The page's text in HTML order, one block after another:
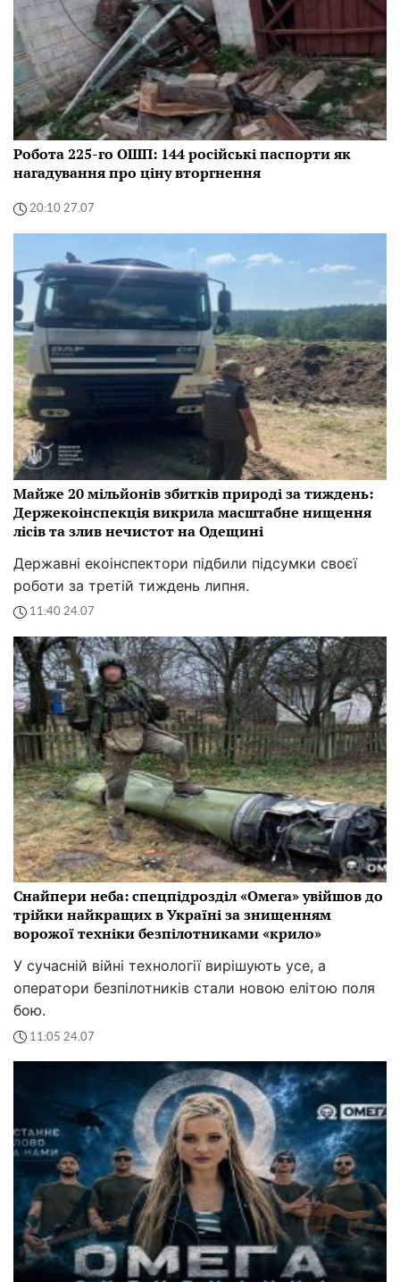
Робота 225-го ОШП: 144 російські паспорти як
нагадування про ціну вторгнення
20:10 27.07
Майже 20 мільйонів збитків природі за тиждень:
Держекоінспекція викрила масштабне нищення
лісів та злив нечистот на Одещині
Державні екоінспектори підбили підсумки своєї
роботи за третій тиждень липня.
11:40 24.07
Снайпери неба: спецпідрозділ «Омега» увійшов до
трійки найкращих в Україні за знищенням
ворожої техніки безпілотниками «крило»
У сучасній війні технології вирішують усе, а
оператори безпілотників стали новою елітою поля
бою.
11:05 24.07